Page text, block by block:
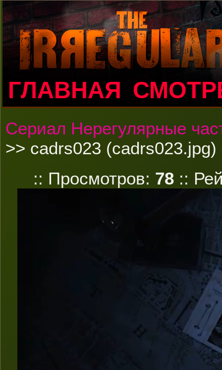
ГЛАВНАЯ
Сериал Нерегулярные
>> cadrs023
:: Просмотров: 78::